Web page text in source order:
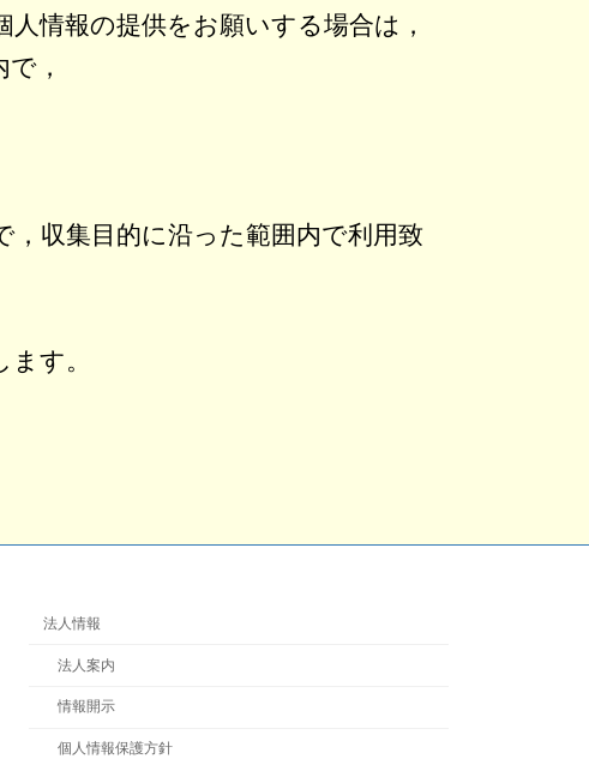
情報の提供をお願いする場合は，
，
収集目的に沿った範囲内で利用致
す。
法人情報
法人案内
情報開示
個人情報保護方針